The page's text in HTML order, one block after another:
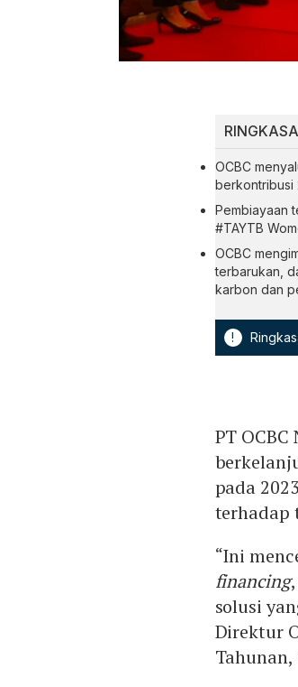
OCBC
berkontribusi
Pembiayaan
#TAYTB
OCBC
terbarukan,
karbon dan
!
PT
pada
“Ini
financing
solusi
Direktur
Tahunan,